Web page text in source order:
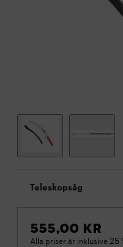
Teleskopsåg
555,00 KR
Alla priser är inklusive 25